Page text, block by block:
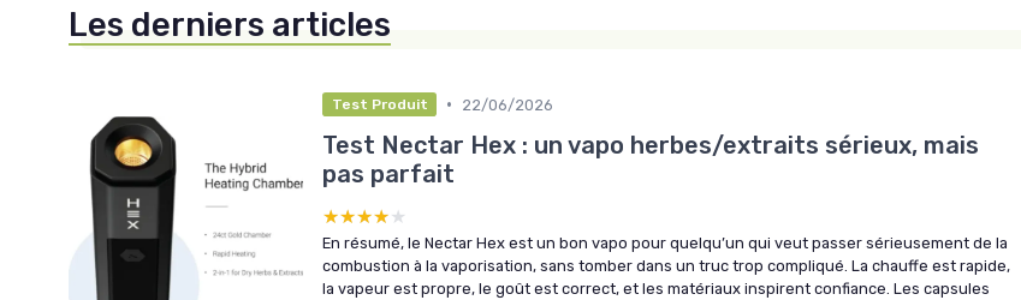
Les derniers articles
Test Produit • 22/06/2026
Test Nectar Hex : un vapo herbes/extraits sérieux, mais
pas parfait
★★★★★
★★★★★
En résumé, le Nectar Hex est un bon vapo pour quelqu’un qui veut passer sérieusement de la
combustion à la vaporisation, sans tomber dans un truc trop compliqué. La chauffe est rapide,
la vapeur est propre, le goût est correct, et les matériaux inspirent confiance. Les capsules